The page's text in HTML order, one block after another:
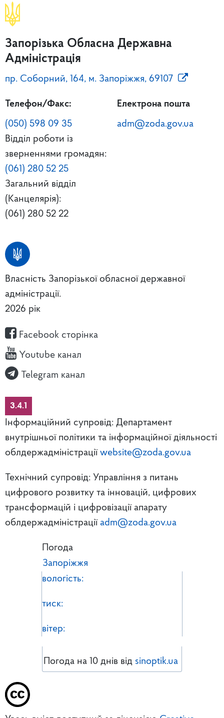
Запорізька Обласна Державна
Адміністрація
пр. Соборний, 164, м. Запоріжжя, 69107
Телефон/Факс:
(050) 598 09 35
Відділ роботи із
зверненнями громадян:
(061) 280 52 25
Загальний відділ
(Канцелярія):
(061) 280 52 22
Електрона пошта
adm@zoda.gov.ua
Власність Запорізької обласної державної
адміністрації.
2026 рік
Facebook сторінка
Youtube канал
Telegram канал
3.4.1
Інформаційний супровід: Департамент
внутрішньої політики та інформаційної діяльності
облдержадміністрації website@zoda.gov.ua
Технічний супровід: Управління з питань
цифрового розвитку та інновацій, цифрових
трансформацій і цифровізації апарату
облдержадміністрації adm@zoda.gov.ua
Погода
Запоріжжя
вологість:
тиск:
вітер:
Погода на 10 днів від sinoptik.ua